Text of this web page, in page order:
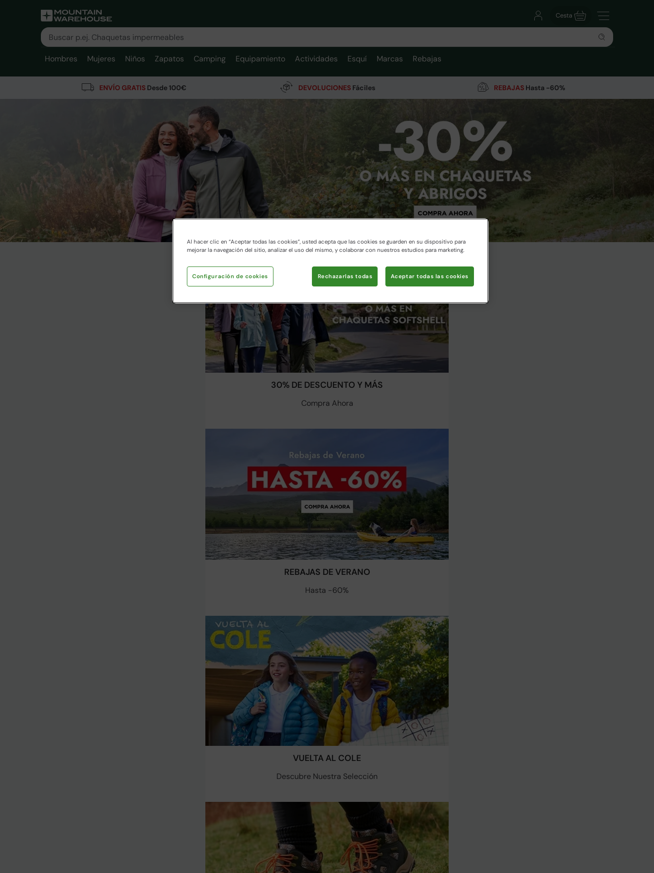
Cesta
Hombres Mujeres Niños Zapatos Camping Equipamiento Actividades Esquí Marcas Rebajas
ENVÍO GRATIS Desde 100€ DEVOLUCIONESFáciles REBAJAS Hasta -60%
30% DE DESCUENTO Y MÁS
Compra Ahora
REBAJAS DE VERANO
Hasta -60%
VUELTA AL COLE
Descubre Nuestra Selección
Al hacer clic en “Aceptar todas las cookies”, usted acepta que las cookies se guarden en su dispositivo para
mejorar la navegación del sitio, analizar el uso del mismo, y colaborar con nuestros estudios para marketing.
Configuración de cookies Rechazarlas todas Aceptar todas las cookies